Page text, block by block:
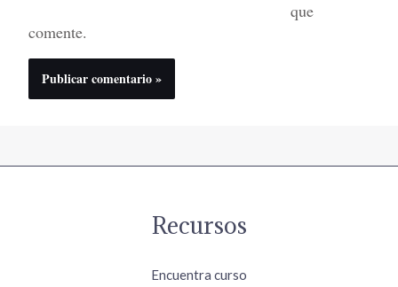
que
comente.
Recursos
Encuentra curso